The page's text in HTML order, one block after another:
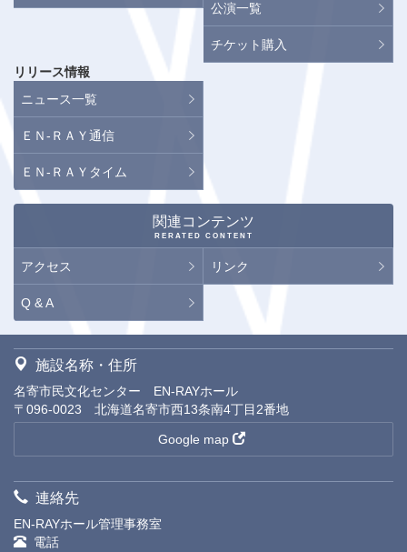
公演一覧
チケット購入
リリース情報
ニュース一覧
ＥＮ-ＲＡＹ通信
ＥＮ-ＲＡＹタイム
関連コンテンツ
RERATED CONTENT
アクセス リンク
Q & A
施設名称・住所
名寄市民文化センター EN-RAYホール
〒096-0023 北海道名寄市西13条南4丁目2番地
Google map
連絡先
EN-RAYホール管理事務室
電話